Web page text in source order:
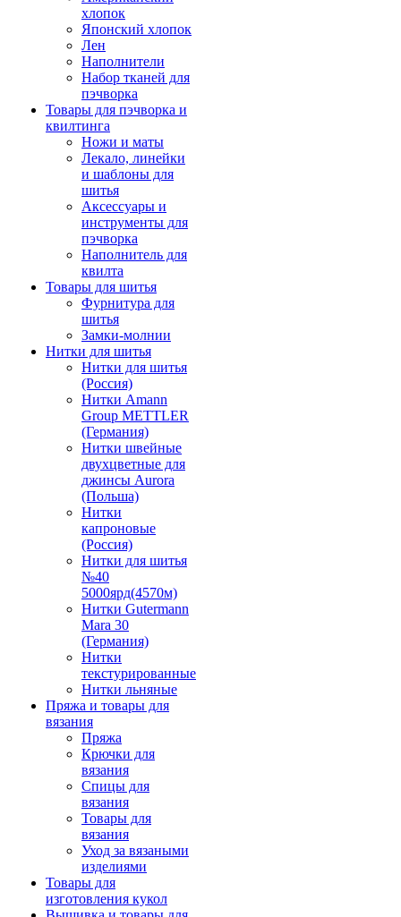
хлопок
Японский хлопок
Лен
Наполнители
Набор тканей для
пэчворка
Товары для пэчворка и
квилтинга
Ножи и маты
Лекало, линейки
и шаблоны для
шитья
Аксессуары и
инструменты для
пэчворка
Наполнитель для
квилта
Товары для шитья
Фурнитура для
шитья
Замки-молнии
Нитки для шитья
Нитки для шитья
(Россия)
Нитки Amann
Group METTLER
(Германия)
Нитки швейные
двухцветные для
джинсы Aurora
(Польша)
Нитки
капроновые
(Россия)
Нитки для шитья
№40
5000ярд(4570м)
Нитки Gutermann
Mara 30
(Германия)
Нитки
текстурированные
Нитки льняные
Пряжа и товары для
вязания
Пряжа
Крючки для
вязания
Спицы для
вязания
Товары для
вязания
Уход за вязаными
изделиями
Товары для
изготовления кукол